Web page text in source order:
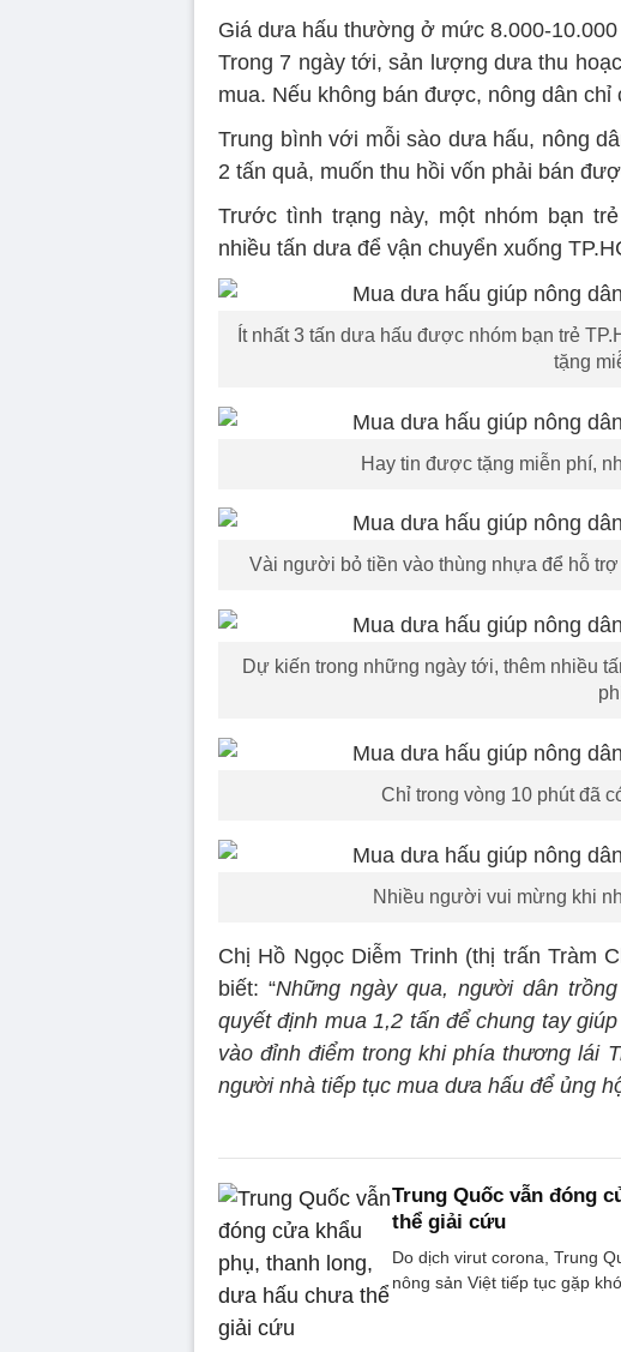
Giá dưa hấu thường ở mức 8.000-
Trong 7 ngày tới, sản lượng dưa thu
mua. Nếu không bán được, nông dân
Trung bình với mỗi sào dưa hấu, nông
2 tấn quả, muốn thu hồi vốn phải bán
Trước tình trạng này, một nhóm bạn
nhiều tấn dưa để vận chuyển xuống
Ít nhất 3 tấn dưa hấu được nhóm bạn trẻ
tặng
Hay tin được tặng miễn phí,
Vài người bỏ tiền vào thùng nhựa để hỗ
Dự kiến trong những ngày tới, thêm nhiều
Chỉ trong vòng 10 phút đã
Nhiều người vui mừng khi
Chị Hồ Ngọc Diễm Trinh (thị trấn Tràm
biết: “Những ngày qua, người dân
quyết định mua 1,2 tấn để chung tay
vào đỉnh điểm trong khi phía thương lái
người nhà tiếp tục mua dưa hấu để ủng
Trung Quốc vẫn đóng
thể giải cứu
Do dịch virut corona, Trung
nông sản Việt tiếp tục gặp khó.